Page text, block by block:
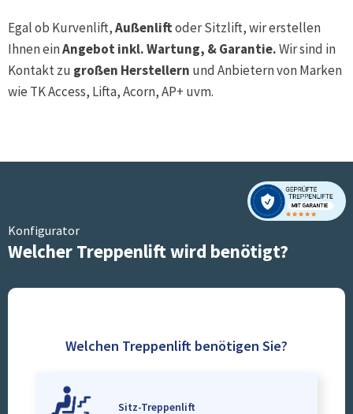
Egal ob Kurvenlift,Außenliftoder Sitzlift, wir erstellen
Ihnen einAngebot inkl. Wartung, & Garantie.Wir sind in
Kontakt zu großen Herstellern und Anbietern von Marken
wie TK Access, Lifta, Acorn, AP+ uvm.
Konfigurator
Welcher Treppenlift wird benötigt?
Welchen Treppenlift benötigen Sie?
Sitz-Treppenlift